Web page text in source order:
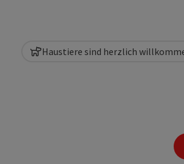
Haustiere sind herzlich